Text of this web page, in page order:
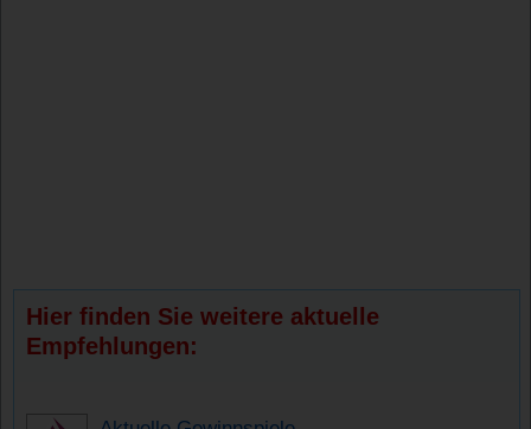
Hier finden Sie weitere aktuelle
Empfehlungen: